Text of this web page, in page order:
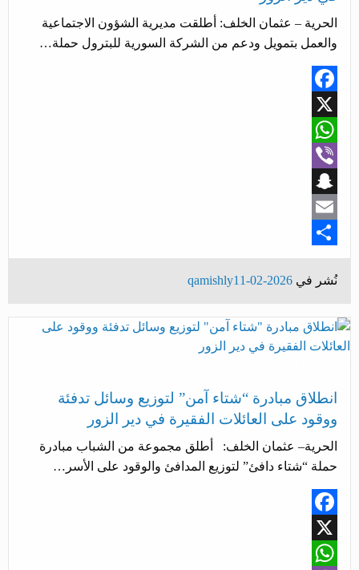
الحرية – عثمان الخلف: أطلقت مديرية الشؤون الاجتماعية
والعمل بتمويل ودعم من الشركة السورية للبترول حملة…
Facebook
X
WhatsApp
Viber
Snapchat
Email
Share
نُشر في 2026-02-11
qamishly
انطلاق مبادرة “شتاء آمن” لتوزيع وسائل تدفئة
ووقود على العائلات الفقيرة في دير الزور
الحرية– عثمان الخلف: أطلق مجموعة من الشباب مبادرة
حملة “شتاء دافئ” لتوزيع المدافئ والوقود على الأسر…
Facebook
X